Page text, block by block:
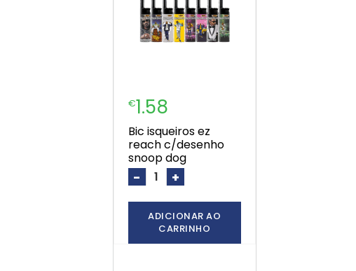
€1.58
bic isqueiros ez
reach c/desenho
snoop dog
- +
ADICIONAR AO
CARRINHO